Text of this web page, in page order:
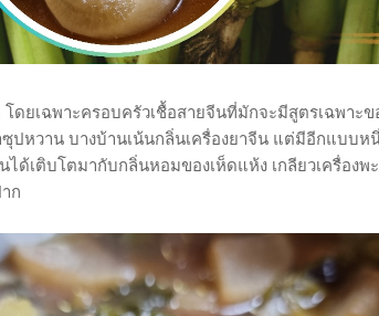
ดยเฉพาะครอบครัวเชื้อสายจีนที่มักจะมีสูตรเฉพาะ
ปหวาน บางบ้านเน้นกลิ่นเครื่องยาจีน แต่มีอีกแบบห
ด้เติบโตมากับกลิ่นหอมของเห็ดแห้ง เกลียวเครื่องพ
ก